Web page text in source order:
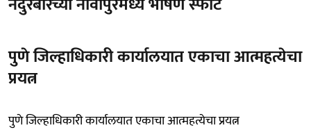
पुणे जिल्हाधिकारी कार्यालयात एकाचा आत्महत्येचा
प्रयत्न
पुणे जिल्हाधिकारी कार्यालयात एकाचा आत्महत्येचा प्रयत्न